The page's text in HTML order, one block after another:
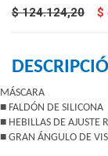
$ 124.124,20 $
MÁSCARA
■ FALDÓN DE SILICONA
■ HEBILLAS DE AJUSTE
■ GRAN ÁNGULO DE